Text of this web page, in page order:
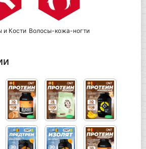
и Кости Волосы-кожа-ногти